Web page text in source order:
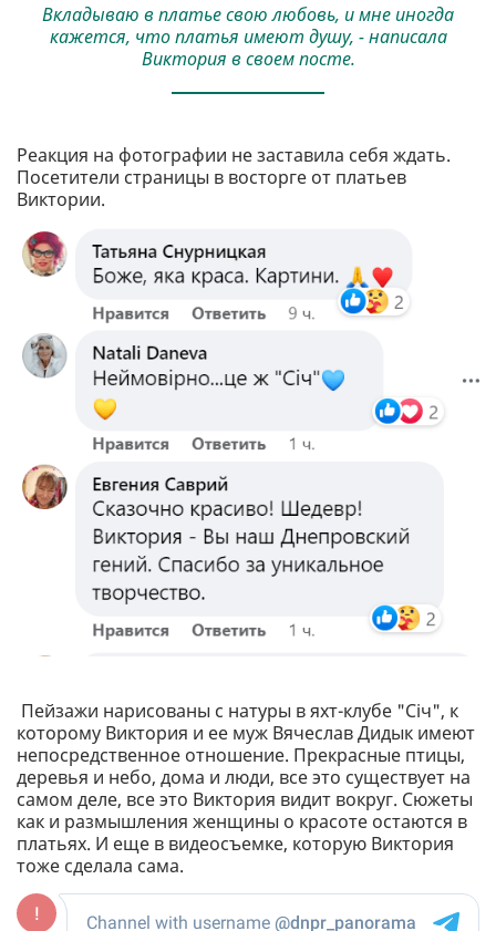
Вкладываю в платье свою любовь, и мне иногда
кажется, что платья имеют душу, - написала
Виктория в своем посте.
Реакция на фотографии не заставила себя ждать.
Посетители страницы в восторге от платьев
Виктории.
Пейзажи нарисованы с натуры в яхт-клубе "Січ", к
которому Виктория и ее муж Вячеслав Дидык имеют
непосредственное отношение. Прекрасные птицы,
деревья и небо, дома и люди, все это существует на
самом деле, все это Виктория видит вокруг. Сюжеты
как и размышления женщины о красоте остаются в
платьях. И еще в видеосъемке, которую Виктория
тоже сделала сама.